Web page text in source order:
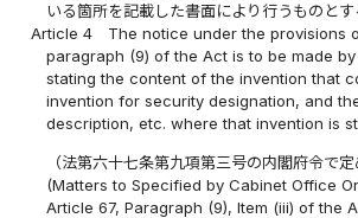
いる箇所を記載した書面により行うものとす
Article 4
The notice under the provisions
paragraph (9) of the Act is to be made
stating the content of the invention that
invention for security designation, and
description, etc. where that invention is
（法第六十七条第九項第三号の内閣府令で定
(Matters to Specified by Cabinet Office
Article 67, Paragraph (9), Item (iii) of the